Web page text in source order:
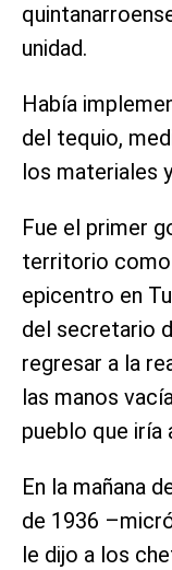
unidad.
Había
del tequio,
los materiales
Fue el primer
territorio como
epicentro en
del secretario
regresar a la
las manos
pueblo que iría
En la mañana
de 1936
le dijo a los